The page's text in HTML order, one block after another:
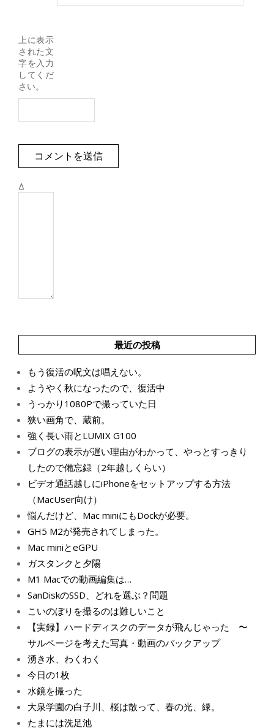
上に表示
された文
字を入力
してくだ
さい。
Δ
最近の投稿
もう復活の呪文は唱えない。
ようやく秋になったので、復活中
うっかり1080Pで撮っていた日
狭い画角で、蔵前。
強く長い雨とLUMIX G100
ブログの表示が遅い理由がわかって、やっとすっきり
したので備忘録（2年越しくらい）
ビデオ通話越しにiPhoneをセットアップする方法
（MacUser向け）
悩んだけど、Mac miniにもDockが必要。
GH5 M2が発売されてしまった。
Mac miniとeGPU
ガスタンクと夕陽
M1 Macでの動画編集は…
SanDiskのSSD、どれを選ぶ？問題
こいのぼりを撮るのは難しいこと
【実録】ハードディスクのデータが飛んじゃった 〜
サルベージを考えた写真・動画のバックアップ
湧き水、わくわく
今日の1枚
水鏡を撮った
大泉学園の白子川、桜は散って、春の光、緑。
たまには洗足池